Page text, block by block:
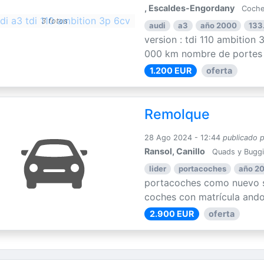
3 fotos
, Escaldes-Engordany
audi a3 año 2000
version : tdi 110 ambition
000 km nombre de portes
1.200 EUR oferta
Remolque
28 Ago 2024 - 12:44 publicado
Ransol, Canillo Quads y
lider portacoches año
portacoches como nuevo
coches con matrícula
2.900 EUR oferta